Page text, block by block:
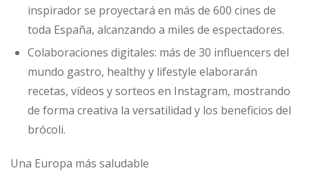
inspirador se proyectará en más de 600 cines de
toda España, alcanzando a miles de espectadores.
Colaboraciones digitales: más de 30 influencers del
mundo gastro, healthy y lifestyle elaborarán
recetas, vídeos y sorteos en Instagram, mostrando
de forma creativa la versatilidad y los beneficios del
brócoli.
Una Europa más saludable